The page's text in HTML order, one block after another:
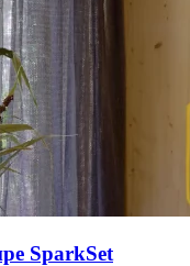
SparkSet